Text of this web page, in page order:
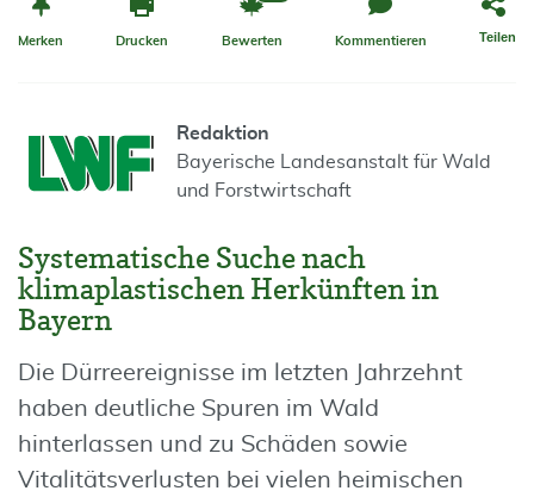
Merken Drucken Bewerten Kommentieren Teilen
Redaktion
Bayerische Landesanstalt für Wald
und Forstwirtschaft
Systematische Suche nach
klimaplastischen Herkünften in
Bayern
Die Dürreereignisse im letzten Jahrzehnt
haben deutliche Spuren im Wald
hinterlassen und zu Schäden sowie
Vitalitätsverlusten bei vielen heimischen